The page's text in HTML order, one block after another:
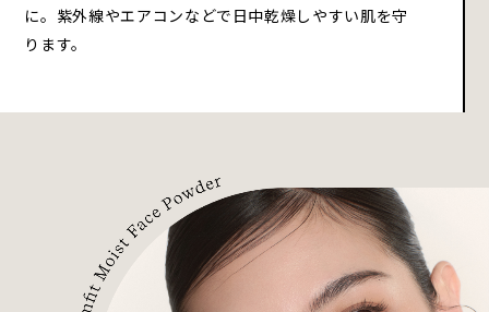
に。紫外線やエアコンなどで日中乾燥しやすい肌を守
ります。